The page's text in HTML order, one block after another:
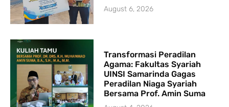
August 6, 2026
Transformasi Peradilan
Agama: Fakultas Syariah
UINSI Samarinda Gagas
Peradilan Niaga Syariah
Bersama Prof. Amin Suma